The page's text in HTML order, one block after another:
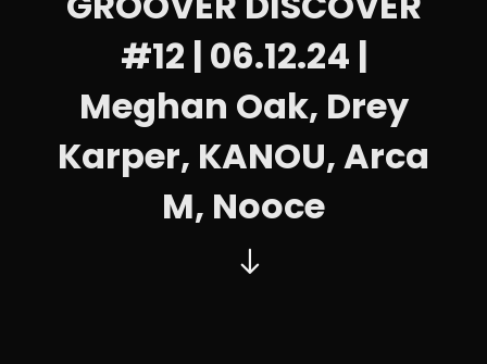
#12 | 06.12.24 |
Meghan Oak, Drey
Karper, KANOU, Arca
M, Nooce